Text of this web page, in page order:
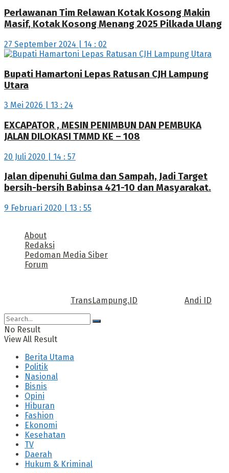
Perlawanan Tim Relawan Kotak Kosong Makin
Masif, Kotak Kosong Menang 2025 Pilkada Ulang
27 September 2024 | 14 : 02
Bupati Hamartoni Lepas Ratusan CJH Lampung
Utara
3 Mei 2026 | 13 : 24
EXCAPATOR , MESIN PENIMBUN DAN PEMBUKA
JALAN DILOKASI TMMD KE – 108
20 Juli 2020 | 14 : 57
Jalan dipenuhi Gulma dan Sampah, Jadi Target
bersih-bersih Babinsa 421-10 dan Masyarakat.
9 Februari 2020 | 13 : 55
About
Redaksi
Pedoman Media Siber
Forum
TransLampung.ID Andi ID
No Result
View All Result
Berita Utama
Politik
Nasional
Bisnis
Opini
Hiburan
Fashion
Ekonomi
Kesehatan
TV
Daerah
Hukum & Kriminal